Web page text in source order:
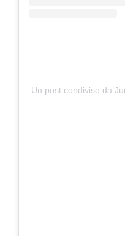
Un post condiviso da